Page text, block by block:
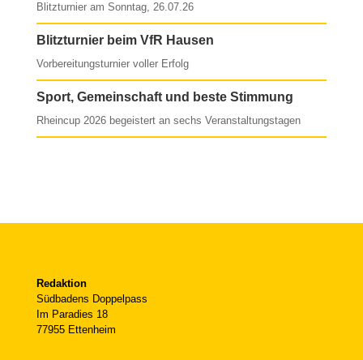
Blitzturnier am Sonntag, 26.07.26
Blitzturnier beim VfR Hausen
Vorbereitungsturnier voller Erfolg
Sport, Gemeinschaft und beste Stimmung
Rheincup 2026 begeistert an sechs Veranstaltungstagen
Redaktion
Südbadens Doppelpass
Im Paradies 18
77955 Ettenheim